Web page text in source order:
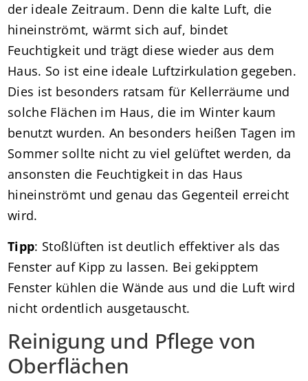
der ideale Zeitraum. Denn die kalte Luft, die
hineinströmt, wärmt sich auf, bindet
Feuchtigkeit und trägt diese wieder aus dem
Haus. So ist eine ideale Luftzirkulation gegeben.
Dies ist besonders ratsam für Kellerräume und
solche Flächen im Haus, die im Winter kaum
benutzt wurden. An besonders heißen Tagen im
Sommer sollte nicht zu viel gelüftet werden, da
ansonsten die Feuchtigkeit in das Haus
hineinströmt und genau das Gegenteil erreicht
wird.
Tipp: Stoßlüften ist deutlich effektiver als das
Fenster auf Kipp zu lassen. Bei gekipptem
Fenster kühlen die Wände aus und die Luft wird
nicht ordentlich ausgetauscht.
Reinigung und Pflege von
Oberflächen